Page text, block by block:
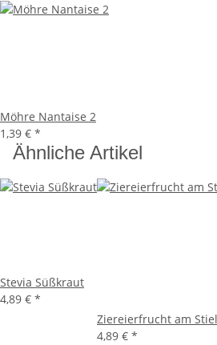
Möhre Nantaise 2
1,39 € *
Ähnliche Artikel
Stevia Süßkraut
4,89 € *
Ziereierfrucht am Stiel
4,89 € *